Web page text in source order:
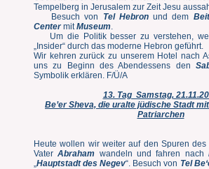
Tempelberg in Jerusalem zur Zeit Jesu
Besuch von
Tel Hebronund dem
CentermitMuseum.
Um die Politik besser zu verstehen,
„Insider“ durch das moderne Hebron geführt.
Wir kehren zurück zu unserem Hotel nach
uns zu Beginn des Abendessens den
Symbolik erklären. F/Ü/A
13. Tag Samstag,
Be’er Sheva, die uralte jüdische Stadt
Patriarchen
Heute wollen wir weiter auf den Spuren
VaterAbraham wandeln und fahren nach
„Hauptstadt des Negev“. Besuch von Tel